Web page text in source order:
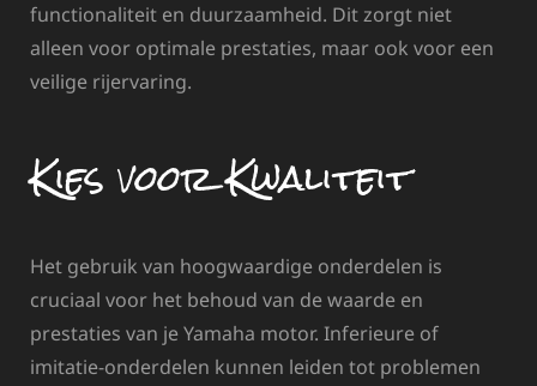
functionaliteit en duurzaamheid. Dit zorgt niet
alleen voor optimale prestaties, maar ook voor een
veilige rijervaring.
Kies voor Kwaliteit
Het gebruik van hoogwaardige onderdelen is
cruciaal voor het behoud van de waarde en
prestaties van je Yamaha motor. Inferieure of
imitatie-onderdelen kunnen leiden tot problemen